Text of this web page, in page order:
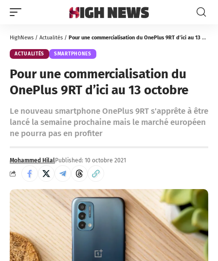
HighNews / Actualités / Pour une commercialisation du OnePlus 9RT d’ici au 13 octobre
ACTUALITÉS SMARTPHONES
Pour une commercialisation du
OnePlus 9RT d’ici au 13 octobre
Le nouveau smartphone OnePlus 9RT s'apprête à être
lancé la semaine prochaine mais le marché européen
ne pourra pas en profiter
Mohammed HilalPublished: 10 octobre 2021